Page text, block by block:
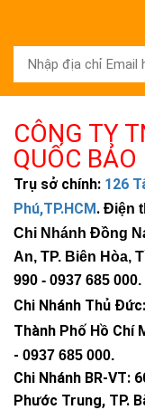
CÔNG TY
QUỐC BẢO
Trụ sở chính: 126
Phú,TP.HCM. Điện
Chi Nhánh Đồng
An, TP. Biên Hòa,
990 - 0937 685 000.
Chi Nhánh Thủ Đức:
Thành Phố Hồ Chí
- 0937 685 000.
Chi Nhánh BR-VT:
Phước Trung, TP.